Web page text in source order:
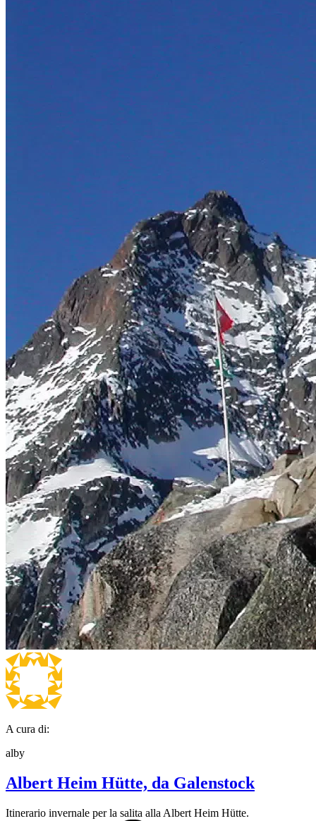
A cura di:
alby
Albert Heim Hütte, da Galenstock
Itinerario invernale per la salita alla Albert Heim Hütte.